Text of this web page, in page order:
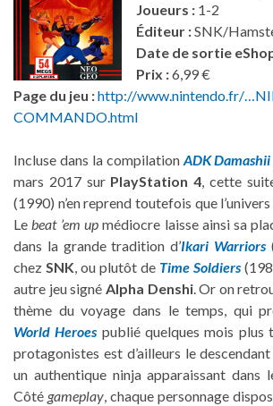
Joueurs : 1-2
Éditeur :SNK/
Date de sortie
Prix :6,99 €
Page du jeu :http://www.nintendo.fr/
COMMANDO.html
Incluse dans la compilation ADK Damashii
mars 2017 sur PlayStation 4, cette
(1990) n’en reprend toutefois que
Lebeat ’em upmédiocre laisse ainsi sa
dans la grande tradition d’Ikari Warriors
chez SNK, ou plutôt de Time Soldiers
autre jeu signé Alpha Denshi. Or on
thème du voyage dans le temps, qui
World Heroes publié quelques mois plus
protagonistes est d’ailleurs le
un authentique ninja apparaissant
Côté gameplay, chaque personnage